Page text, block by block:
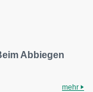
Abbiegen
mehr